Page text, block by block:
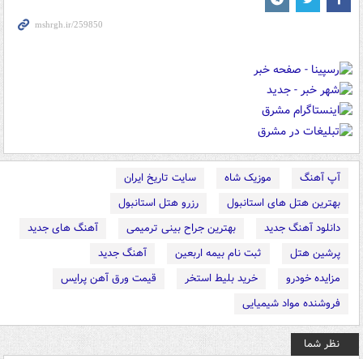
آپ آهنگ موزیک شاه
سایت تاریخ ایران
بهترین هتل های استانبول
رزرو هتل استانبول
دانلود آهنگ جدید
بهترین جراح بینی ترمیمی
آهنگ های جدید
پرشین هتل
ثبت نام بیمه اربعین
آهنگ جدید
مزایده خودرو
خرید بلیط استخر
قیمت ورق آهن پرایس
فروشنده مواد شیمیایی
نظر شما